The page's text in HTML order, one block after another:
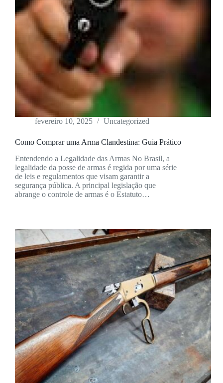
fevereiro 10, 2025 Uncategorized
Como Comprar uma Arma Clandestina: Guia Prático
Entendendo a Legalidade das Armas No Brasil, a
legalidade da posse de armas é regida por uma série
de leis e regulamentos que visam garantir a
segurança pública. A principal legislação que
abrange o controle de armas é o Estatuto…